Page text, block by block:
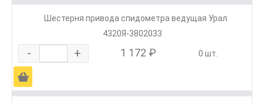
Шестерня привода спидометра ведущая Урал
4320Я-3802033
- + 1 172 ₽ 0 шт.
Ä